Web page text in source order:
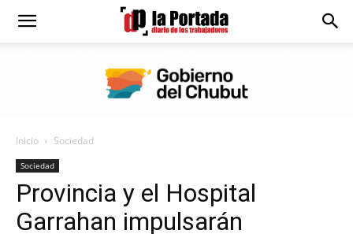
Diario
Portada
Inicio Sociedad
Sociedad
Provincia y el Hospital
Garrahan impulsarán